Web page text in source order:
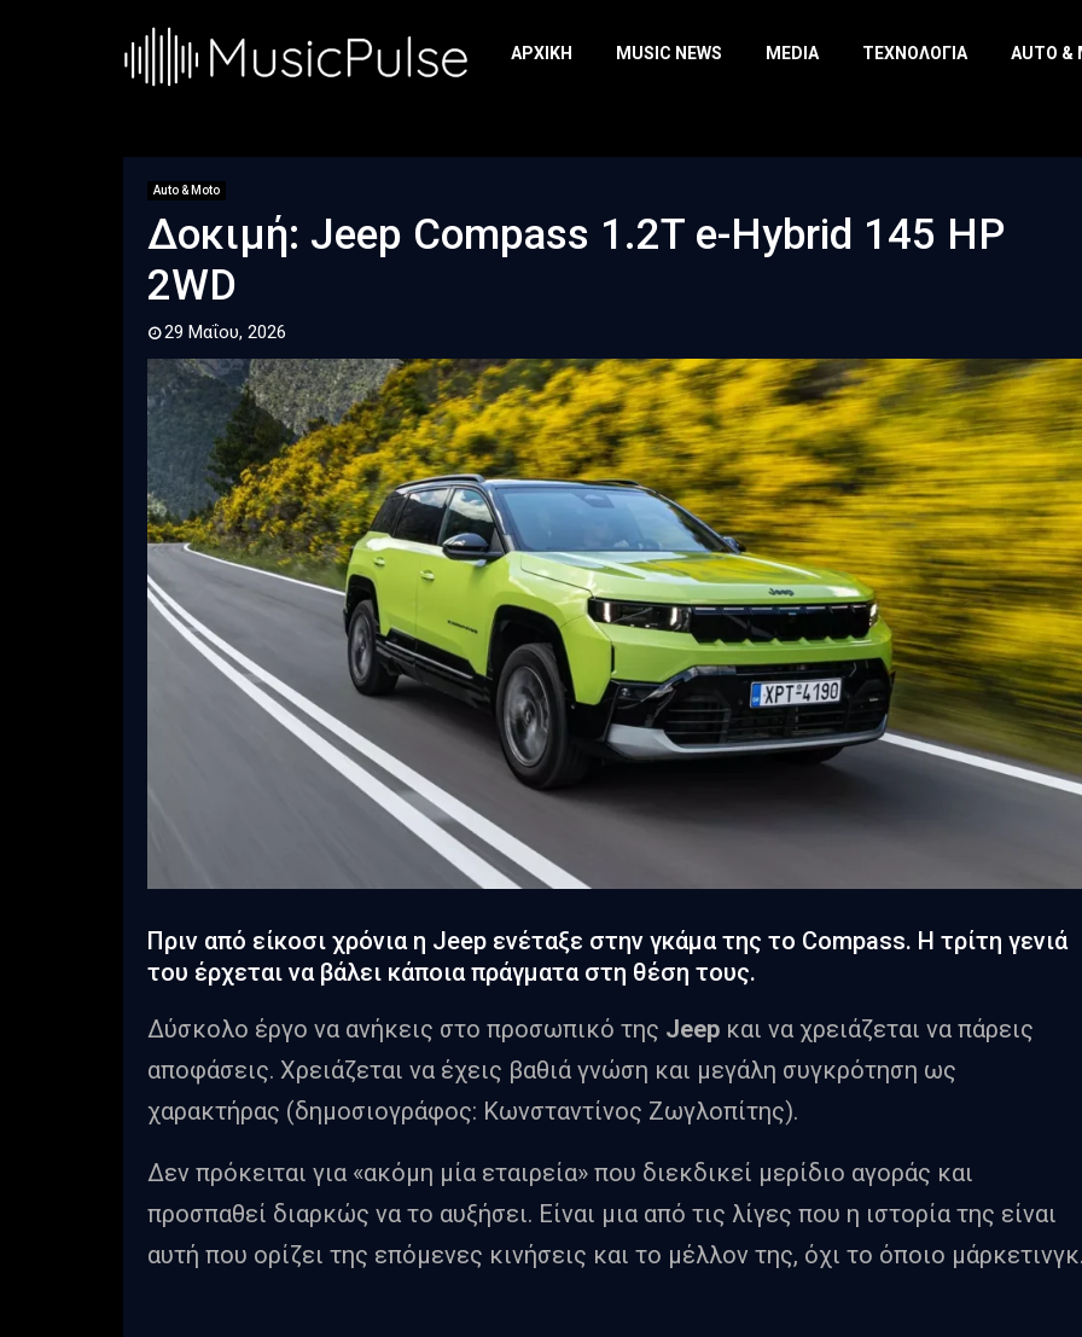
ΑΡΧΙΚΉ MUSIC NEWS MEDIA ΤΕΧΝΟΛΟΓΊΑ AUTO &
Auto & Moto
Δοκιμή: Jeep Compass 1.2T e-Hybrid 145 HP
2WD
29 Μαΐου, 2026
Πριν από είκοσι χρόνια η Jeep ενέταξε στην γκάμα της το Compass. Η τρίτη γενιά
του έρχεται να βάλει κάποια πράγματα στη θέση τους.
Δύσκολο έργο να ανήκεις στο προσωπικό της Jeep και να χρειάζεται να πάρεις
αποφάσεις. Χρειάζεται να έχεις βαθιά γνώση και μεγάλη συγκρότηση ως
χαρακτήρας (δημοσιογράφος: Κωνσταντίνος Ζωγλοπίτης).
Δεν πρόκειται για «ακόμη μία εταιρεία» που διεκδικεί μερίδιο αγοράς και
προσπαθεί διαρκώς να το αυξήσει. Είναι μια από τις λίγες που η ιστορία της είναι
αυτή που ορίζει της επόμενες κινήσεις και το μέλλον της, όχι το όποιο